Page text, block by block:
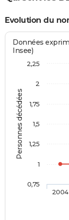
Evolution du
Personnes décédées
Données
Insee)
2004
0,75
1
1,25
1,5
1,75
2
2,25